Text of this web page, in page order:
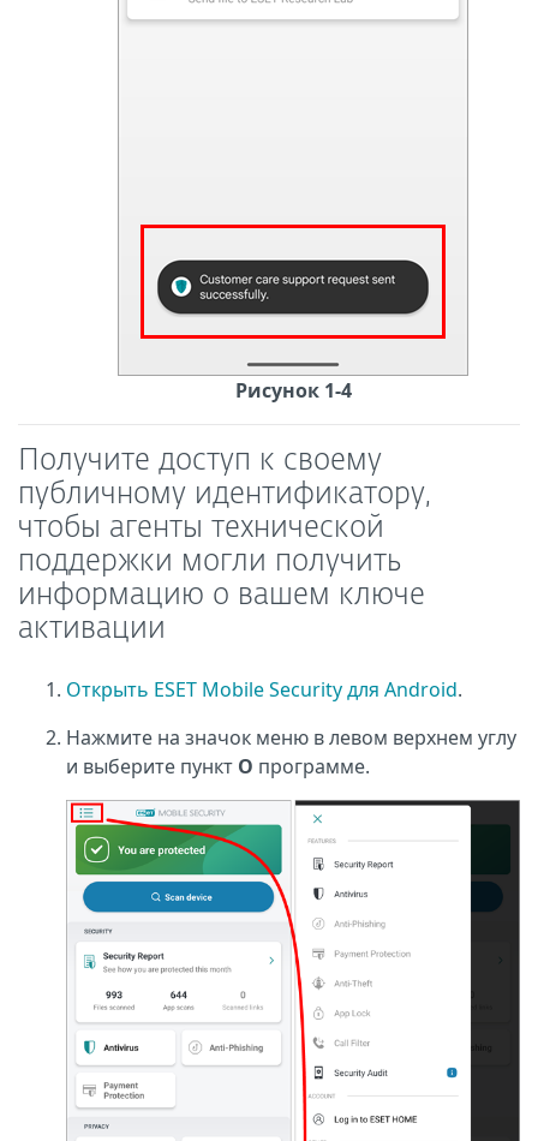
Рисунок 1-4
Получите доступ к своему
публичному идентификатору,
чтобы агенты технической
поддержки могли получить
информацию о вашем ключе
активации
Открыть ESET Mobile Security для Android.
Нажмите на значок меню в левом верхнем углу
и выберите пункт О программе.